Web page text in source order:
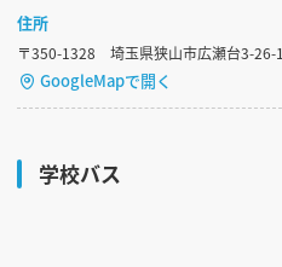
住所
〒350-1328 埼玉県狭山市広瀬台3-26-1
GoogleMapで開く
学校バス